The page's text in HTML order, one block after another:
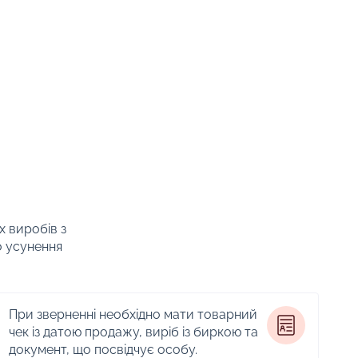
виробів з
усунення
При зверненні необхідно мати товарний
чек із датою продажу, виріб із биркою та
документ, що посвідчує особу.